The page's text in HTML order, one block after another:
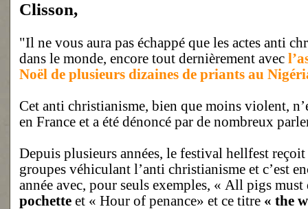
Clisson,
"Il ne vous aura pas échappé que les actes anti
dans le monde, encore tout dernièrement avec
Noël de plusieurs dizaines de priants au
Cet anti christianisme, bien que moins violent,
en France et a été dénoncé par de nombreux
Depuis plusieurs années, le festival hellfest
groupes véhiculant l’anti christianisme et c’est
année avec, pour seuls exemples, « All pigs
pochette et « Hour of penance» et ce titre « the